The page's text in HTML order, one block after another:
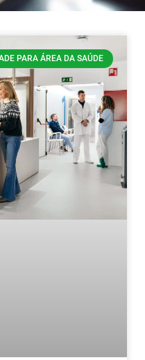
PARA ÁREA DA SAÚDE